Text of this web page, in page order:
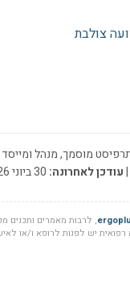
צולבת
מוסמך, מנהל
עודכן לאחרונה:
, לרבות מאמרים ותכנים
יש לפנות לרופא ו/או